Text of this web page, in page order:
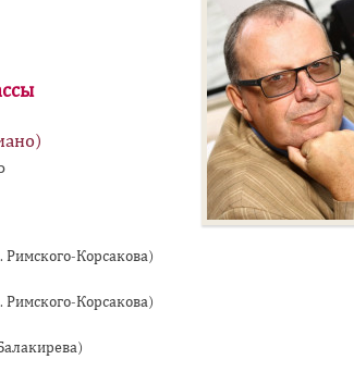
Римского-Корсакова)
Римского-Корсакова)